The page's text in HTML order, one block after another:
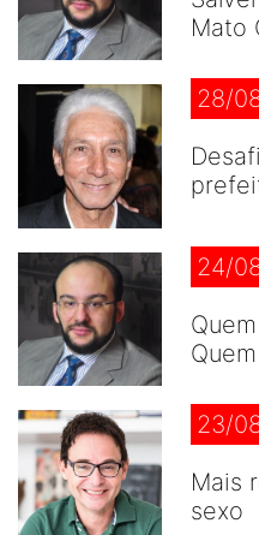
Mato
28/
24/
23/
Mais
sexo